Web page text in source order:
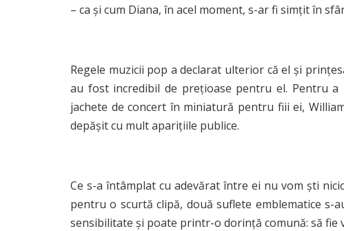
– ca și cum Diana, în acel moment, s-ar fi simțit în
Regele muzicii pop a declarat ulterior că el și
au fost incredibil de prețioase pentru el. Pentru
jachete de concert în miniatură pentru fiii ei,
depășit cu mult aparițiile publice.
Ce s-a întâmplat cu adevărat între ei nu vom ști
pentru o scurtă clipă, două suflete emblematice
sensibilitate și poate printr-o dorință comună: să fie